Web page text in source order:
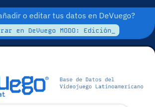
o editar tus datos en DeVuego?
en DeVuego MODO: Edición_